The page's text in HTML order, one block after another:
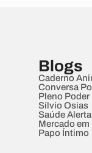
Blogs
Caderno
Conversa
Pleno Poder
Sílvio Osias
Saúde Alerta
Mercado
Papo Íntimo